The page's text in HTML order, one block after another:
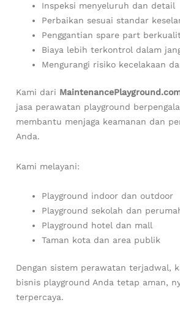
Inspeksi menyeluruh dan detail
Perbaikan sesuai standar
Penggantian spare part
Biaya lebih terkontrol dalam
Mengurangi risiko kecelakaan
Kami dari
jasa perawatan playground
membantu menjaga keamanan dan
Anda.
Kami melayani:
Playground indoor dan outdoor
Playground sekolah dan
Playground hotel dan mall
Taman kota dan area publik
Dengan sistem perawatan terjadwal,
bisnis playground Anda tetap aman,
terpercaya.